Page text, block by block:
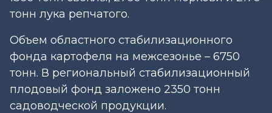
тонн лука репчатого.
Объем областного стабилизационного
фонда картофеля на межсезонье – 6750
тонн. В региональный стабилизационный
плодовый фонд заложено 2350 тонн
садоводческой продукции.